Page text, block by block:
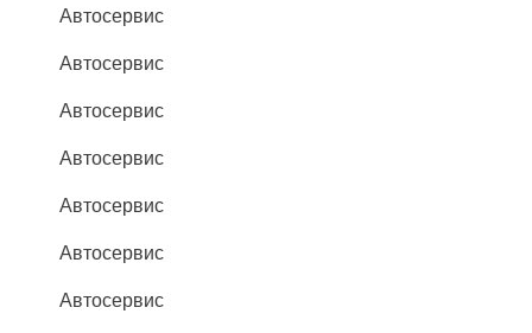
Автосервис
Автосервис
Автосервис
Автосервис
Автосервис
Автосервис
Автосервис